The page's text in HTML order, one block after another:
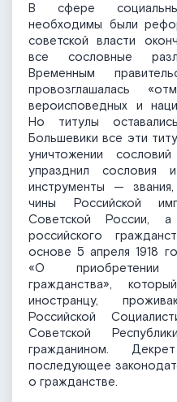
В сфере
необходимы были
советской власти
все сословные
Временным
провозглашалась
вероисповедных и
Но титулы
Большевики все эти
уничтожении
упразднил сословия
инструменты —
чины Российской
Советской России,
российского
основе 5 апреля 1918
«О приобретении
гражданства»,
иностранцу,
Российской
Советской
гражданином.
последующее
о гражданстве.